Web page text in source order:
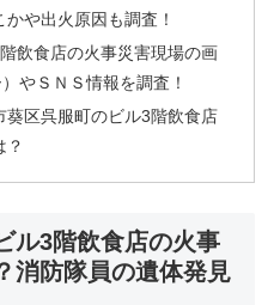
や出火原因も調査！
飲食店の火事災害現場の画
やＳＮＳ情報を調査！
葵区呉服町のビル3階飲食店
？
ル3階飲食店の火事
消防隊員の遺体発見